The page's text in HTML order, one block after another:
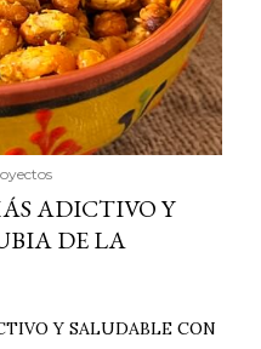
ADICTIVO Y
DE LA
Y SALUDABLE CON